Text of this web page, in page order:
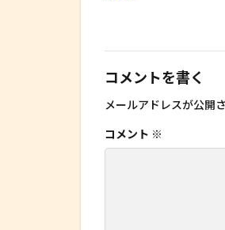
コメントを書く
メールアドレスが公開
コメント ※